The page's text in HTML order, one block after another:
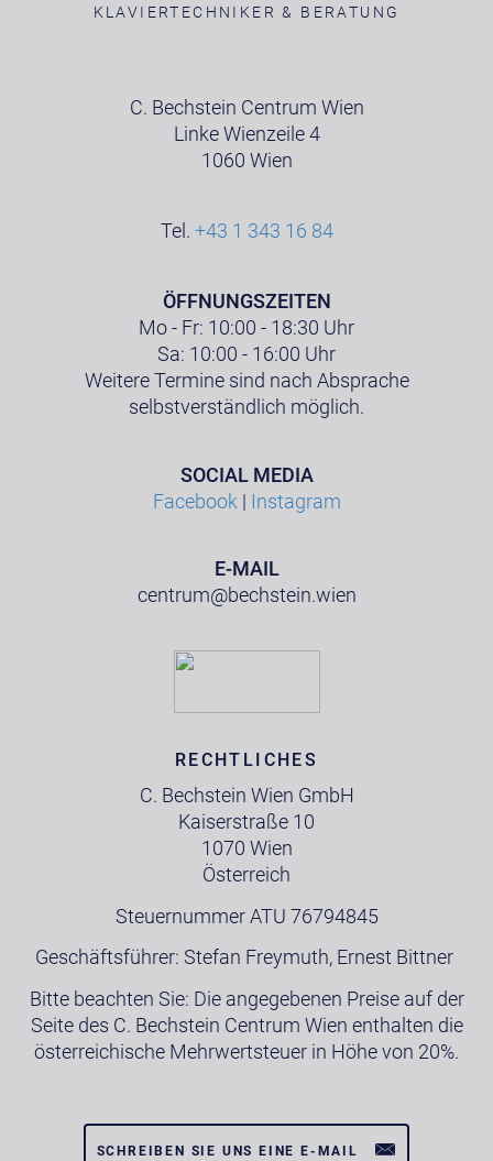
KLAVIERTECHNIKER & BERATUNG
C. Bechstein Centrum Wien
Linke Wienzeile 4
1060 Wien
Tel. +43 1 343 16 84
ÖFFNUNGSZEITEN
Mo - Fr: 10:00 - 18:30 Uhr
Sa: 10:00 - 16:00 Uhr
Weitere Termine sind nach Absprache
selbstverständlich möglich.
SOCIAL MEDIA
Facebook | Instagram
E-MAIL
centrum@bechstein.wien
RECHTLICHES
C. Bechstein Wien GmbH
Kaiserstraße 10
1070 Wien
Österreich
Steuernummer ATU 76794845
Geschäftsführer: Stefan Freymuth, Ernest Bittner
Bitte beachten Sie: Die angegebenen Preise auf der
Seite des C. Bechstein Centrum Wien enthalten die
österreichische Mehrwertsteuer in Höhe von 20%.
SCHREIBEN SIE UNS EINE E-MAIL